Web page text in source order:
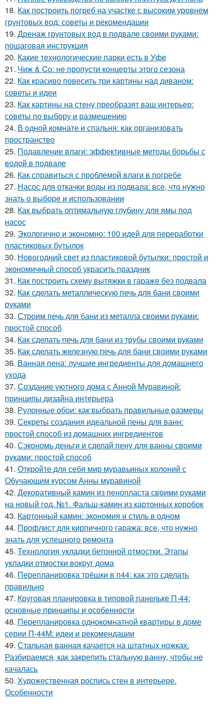
18. Как построить погреб на участке с высоким уровнем
грунтовых вод: советы и рекомендации
19. Дренаж грунтовых вод в подвале своими руками:
пошаговая инструкция
20. Какие технологические парки есть в Уфе
21. Чиж & Co: не пропусти концерты этого сезона
22. Как красиво повесить три картины над диваном:
советы и идеи
23. Как картины на стену преобразят ваш интерьер:
советы по выбору и размещению
24. В одной комнате и спальня: как организовать
пространство
25. Подавление влаги: эффективные методы борьбы с
водой в подвале
26. Как справиться с проблемой влаги в погребе
27. Насос для откачки воды из подвала: все, что нужно
знать о выборе и использовании
28. Как выбрать оптимальную глубину для ямы под
насос
29. Экологично и экономно: 100 идей для переработки
пластиковых бутылок
30. Новогодний свет из пластиковой бутылки: простой и
экономичный способ украсить праздник
31. Как построить схему вытяжки в гараже без подвала
32. Как сделать металлическую печь для бани своими
руками
33. Строим печь для бани из металла своими руками:
простой способ
34. Как сделать печь для бани из трубы своими руками
35. Как сделать железную печь для бани своими руками
36. Ванная пена: лучшие ингредиенты для домашнего
ухода
37. Создание уютного дома с Анной Муравиной:
принципы дизайна интерьера
38. Рулонные обои: как выбрать правильные размеры
39. Секреты создания идеальной пены для ванн:
простой способ из домашних ингредиентов
40. Сэкономь деньги и сделай пену для ванны своими
руками: простой способ
41. Откройте для себя мир муравьиных колоний с
Обучающим курсом Анны муравиной
42. Декоративный камин из пенопласта своими руками
на новый год. №1. Фальш-камин из картонных коробок
43. Картонный камин: экономия и стиль в одном
44. Профлист для кирпичного гаража: все, что нужно
знать для успешного ремонта
45. Технология укладки бетонной отмостки. Этапы
укладки отмостки вокруг дома
46. Перепланировка трёшки в п44: как это сделать
правильно
47. Круговая планировка в типовой панельке П-44:
основные принципы и особенности
48. Перепланировка однокомнатной квартиры в доме
серии П-44М: идеи и рекомендации
49. Стальная ванная качается на штатных ножках.
Разбираемся, как закрепить стальную ванну, чтобы не
качалась
50. Художественная роспись стен в интерьере.
Особенности